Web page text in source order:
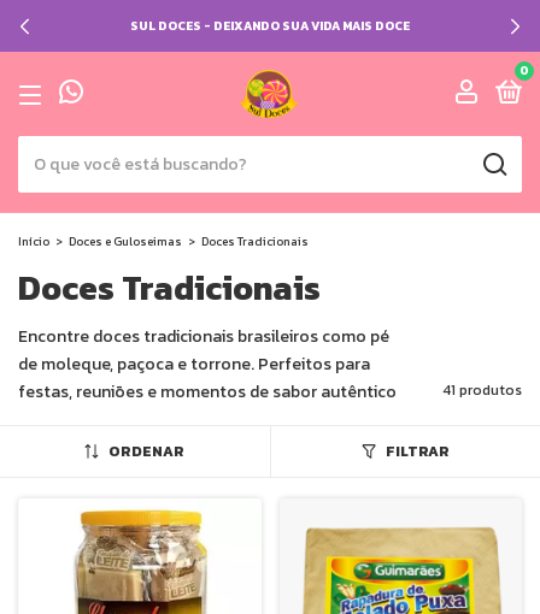
SUL DOCES - DEIXANDO SUA VIDA MAIS DOCE
0
Início > Doces e Guloseimas > Doces Tradicionais
Doces Tradicionais
Encontre doces tradicionais brasileiros como pé
de moleque, paçoca e torrone. Perfeitos para
festas, reuniões e momentos de sabor autêntico
41 produtos
ORDENAR FILTRAR